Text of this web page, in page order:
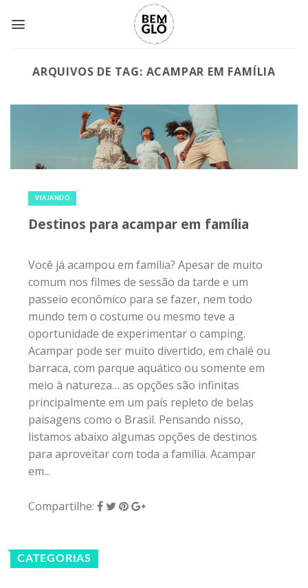
ARQUIVOS DE TAG: ACAMPAR EM FAMÍLIA
VIAJANDO
Destinos para acampar em família
Você já acampou em família? Apesar de muito
comum nos filmes de sessão da tarde e um
passeio econômico para se fazer, nem todo
mundo tem o costume ou mesmo teve a
oportunidade de experimentar o camping.
Acampar pode ser muito divertido, em chalé ou
barraca, com parque aquático ou somente em
meio à natureza… as opções são infinitas
principalmente em um país repleto de belas
paisagens como o Brasil. Pensando nisso,
listamos abaixo algumas opções de destinos
para aproveitar com toda a família. Acampar
em...
Compartilhe:
CATEGORIAS